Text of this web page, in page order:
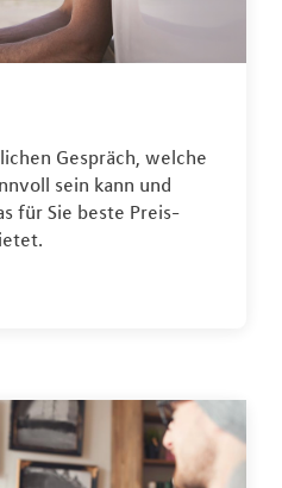
Gespräch, welche
sein kann und
für Sie beste Preis-